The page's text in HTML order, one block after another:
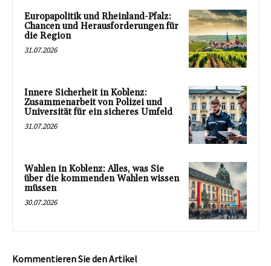
Europapolitik und Rheinland-Pfalz:
Chancen und Herausforderungen für
die Region
31.07.2026
Innere Sicherheit in Koblenz:
Zusammenarbeit von Polizei und
Universität für ein sicheres Umfeld
31.07.2026
Wahlen in Koblenz: Alles, was Sie
über die kommenden Wahlen wissen
müssen
30.07.2026
Kommentieren Sie den Artikel